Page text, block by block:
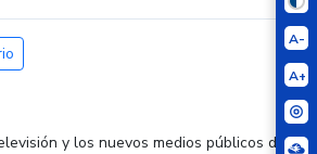
A-
A+
y los nuevos medios públicos de